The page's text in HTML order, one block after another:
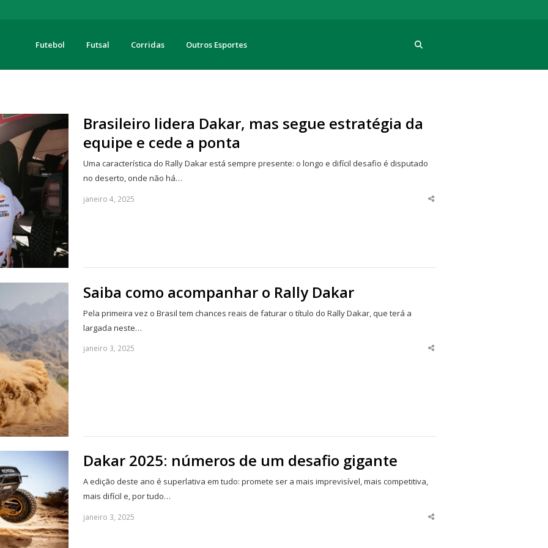
Futebol Futsal Corridas Outros Esportes
Brasileiro lidera Dakar, mas segue estratégia da
equipe e cede a ponta
Uma característica do Rally Dakar está sempre presente: o longo e difícil desafio é disputado
no deserto, onde não há…
janeiro 4, 2025
Share
Saiba como acompanhar o Rally Dakar
Pela primeira vez o Brasil tem chances reais de faturar o título do Rally Dakar, que terá a
largada neste…
janeiro 3, 2025
Share
Dakar 2025: números de um desafio gigante
A edição deste ano é superlativa em tudo: promete ser a mais imprevisível, mais competitiva,
mais difícil e, por tudo…
janeiro 3, 2025
Share